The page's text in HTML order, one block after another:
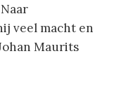
veel macht en
Maurits